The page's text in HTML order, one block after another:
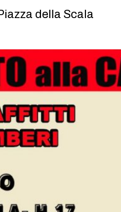
della Scala